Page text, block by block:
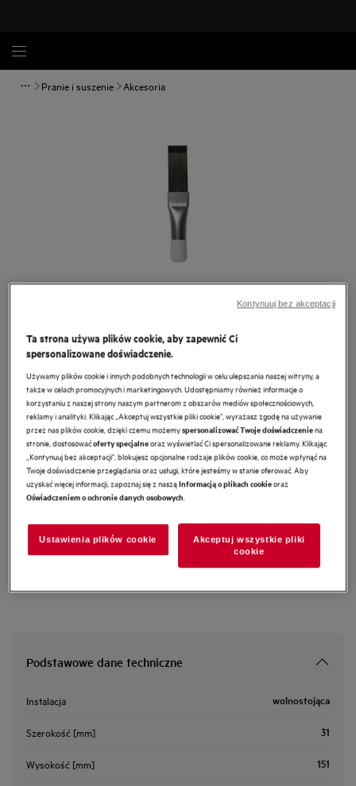
Pranie i suszenie Akcesoria
M4YM3002
Szczotka do czyszczenia suszarki
0 (0)
Cechy
Zoptymalizuj wydajność suszarki
Szczotka, która pozwoli utrzymać doskonałą wydajność suszarki
Instrukcje bezpieczeństwa i ostrzeżenia dotyczące
bezpieczeństwa zgodnie z rozporządzeniem UE 2023/988 są
wymienione w instrukcji obsługi. W celu bezpiecznego korzystania
z produktu należy zapoznać się z pełną instrukcją obsługi.
Podstawowe dane techniczne
Instalacja wolnostojąca
Szerokość [mm] 31
Wysokość [mm] 151
Ta strona używa plików cookie, aby zapewnić Ci
spersonalizowane doświadczenie.
Używamy plików cookie i innych podobnych technologii w celu ulepszania naszej witryny, a
także w celach promocyjnych i marketingowych. Udostępniamy również informacje o
korzystaniu z naszej strony naszym partnerom z obszarów mediów społecznościowych,
reklamy i analityki. Klikając „Akceptuj wszystkie pliki cookie", wyrażasz zgodę na używanie
przez nas plików cookie, dzięki czemu możemyspersonalizować Twoje doświadczeniena
stronie, dostosowaćoferty specjalneoraz wyświetlać Ci spersonalizowane reklamy. Klikając
„Kontynuuj bez akceptacji", blokujesz opcjonalne rodzaje plików cookie, co może wpłynąć na
Twoje doświadczenie przeglądania oraz usługi, które jesteśmy w stanie oferować. Aby
uzyskać więcej informacji, zapoznaj się z nasząInformacją o plikach cookieoraz
Oświadczeniem o ochronie danych osobowych.
Ustawienia plików cookie
Akceptuj wszystkie pliki
cookie
Kontynuuj bez akceptacji